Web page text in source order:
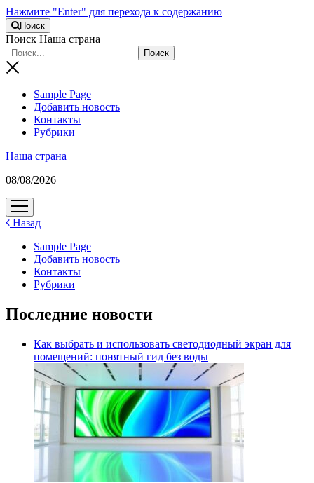
Нажмите "Enter" для перехода к содержанию
Поиск
Поиск Наша страна
Sample Page
Добавить новость
Контакты
Рубрики
Наша страна
08/08/2026
открыть
меню
Назад
Sample Page
Добавить новость
Контакты
Рубрики
Последние новости
Как выбрать и использовать светодиодный экран для
помещений: понятный гид без воды